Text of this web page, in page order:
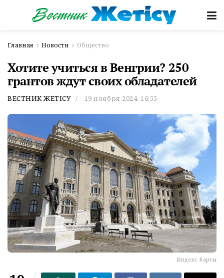
Главная Новости Общество
Хотите учиться в Венгрии? 250
грантов ждут своих обладателей
ВЕСТНИК ЖЕТІСУ 19 ноября 2024, 16:55
Яндекс Карты